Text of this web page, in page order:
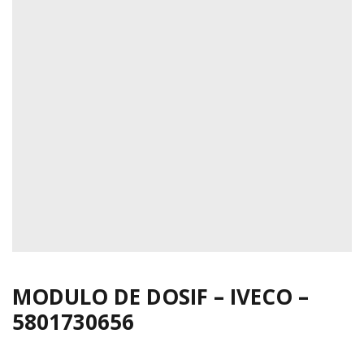
MODULO DE DOSIF – IVECO –
5801730656